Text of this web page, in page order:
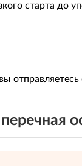
старта до